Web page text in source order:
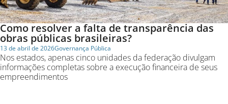
Como resolver a falta de transparência das
obras públicas brasileiras?
13 de abril de 2026Governança Pública
Nos estados, apenas cinco unidades da federação divulgam
informações completas sobre a execução financeira de seus
empreendimentos